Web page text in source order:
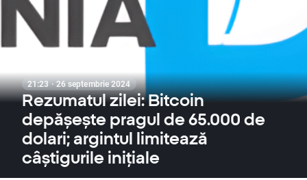
21:23 · 26 septembrie 2024
Rezumatul zilei: Bitcoin
depășește pragul de 65.000 de
dolari; argintul limitează
câștigurile inițiale